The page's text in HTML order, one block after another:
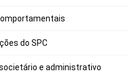
do SPC
e administrativo